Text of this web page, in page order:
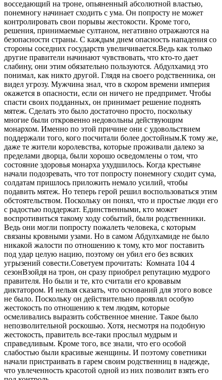
восседающий на троне, опьяненный абсолютной властью,
понемногу начинает сходить с ума. Он попросту не может
контролировать свои порывы жестокости. Кроме того,
решения, принимаемые султаном, негативно отражаются на
безопасности страны. С каждым днем опасность нападения со
стороны соседних государств увеличивается.Ведь как только
другие правители начинают чувствовать, что кто-то дает
слабину, они этим обязательно пользуются. Абдулхамид это
понимал, как никто другой. Глядя на своего родственника, он
видел угрозу. Мужчина знал, что в скором времени империя
окажется в опасности, если он ничего не предпримет. Чтобы
спасти своих подданных, он принимает решение поднять
мятеж. Сделать это было достаточно просто, поскольку
многие были откровенно недовольны действующим
монархом. Именно по этой причине они с удовольствием
поддержали того, кого посчитали более достойным.К тому же,
даже те жители королевства, которые проживали далеко за
пределами дворца, были хорошо осведомлены о том, что
состояние здоровья монарха ухудшилось. Когда крестьяне
начали подозревать, что тот попросту понемногу сходит сума,
солдатам пришлось приложить немало усилий, чтобы
подавить мятеж. Но теперь герой решил воспользоваться этим
обстоятельством. Поскольку он понял, что и простые люди его
с радостью поддержат. Единственными, кто может
воспротивиться такому ходу событий, были родственники.
Ведь они могли попросту пожалеть человека, с которым
связаны кровными узами. Но в самом Абдулхамиде не было
никакой жалости по отношению к тому, кто мог поставить
под удар целую нацию, поэтому он убил его без всяких
угрызений совести.Советуем прочитать: Комната 104 4
сезонВзойдя на трон, он сразу приобрел репутацию мудрого
правителя. Но были и те, кто считали его кровавым
диктатором. И нельзя сказать, что оснований для этого вовсе
не было. Поскольку он действительно проявлял особую
жестокость по отношению к тем людям, которые
осмеливались выразить собственное мнение. Такое было
непозволительной роскошью. Хотя, несмотря на подобную
жестокость, правитель все-таки прослыл мудрым и
справедливым. Кроме того, все знали, что его особой
слабостью были красивые женщины. И поэтому советники
начали пристраивать в гарем своим родственниц в надежде,
что увлеченность красотой одной из них позволит взять его